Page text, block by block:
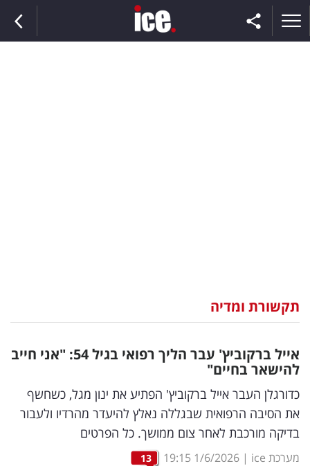
וצרכנות
דיגיטל
וטק
שיווק
ופרסום
תקשורת ומדיה
אייל ברקוביץ' עבר הליך רפואי בגיל 54: "אני חייב
להישאר בחיים"
כדורגלן העבר אייל ברקוביץ' הפתיע את ינון מגל, כשחשף
את הסיבה הרפואית שבגללה נאלץ להיעדר מהרדיו ולעבור
בדיקה מורכבת לאחר צום ממושך. כל הפרטים
מערכת ice |
1/6/2026
19:15
13